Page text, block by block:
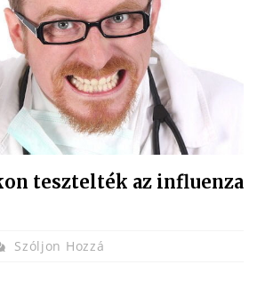
tesztelték az influenza
Szóljon Hozzá